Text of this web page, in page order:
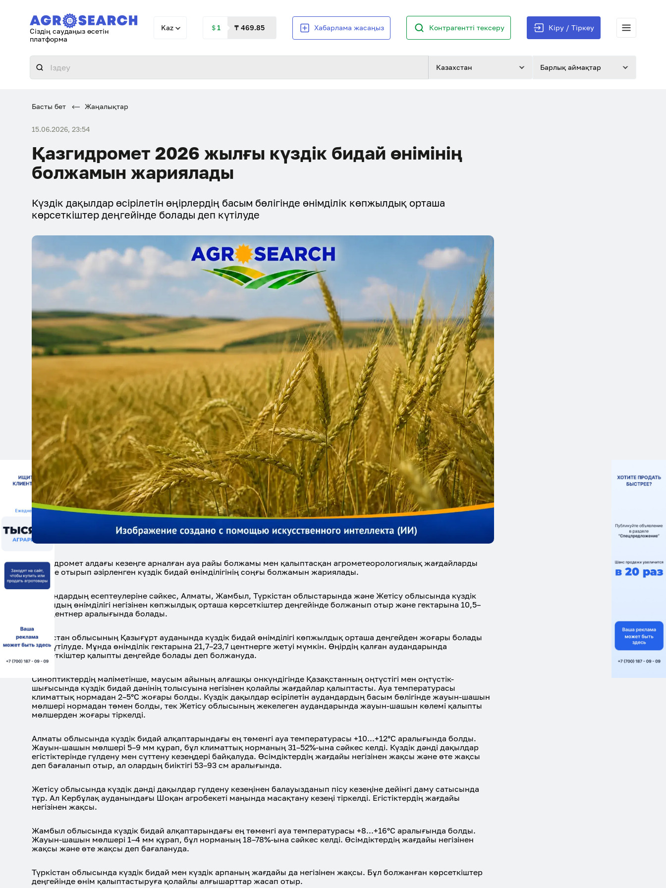
Сіздің саудаңыз өсетін
платформа
Kaz ＄1 ₸ 469.85 Хабарлама жасаңыз Контрагентті тексеру Кіру / Тіркеу
Казахстан Барлық аймақтар
Басты бет Жаңалықтар
15.06.2026, 23:54
Қазгидромет 2026 жылғы күздік бидай өнімінің
болжамын жариялады
Күздік дақылдар өсірілетін өңірлердің басым бөлігінде өнімділік көпжылдық орташа
көрсеткіштер деңгейінде болады деп күтілуде
Қазгидромет алдағы кезеңге арналған ауа райы болжамы мен қалыптасқан агрометеорологиялық жағдайларды
ескере отырып әзірленген күздік бидай өнімділігінің соңғы болжамын жариялады.
Мамандардың есептеулеріне сәйкес, Алматы, Жамбыл, Түркістан облыстарында және Жетісу облысында күздік
бидайдың өнімділігі негізінен көпжылдық орташа көрсеткіштер деңгейінде болжанып отыр және гектарына 10,5–
22,8 центнер аралығында болады.
Түркістан облысының Қазығұрт ауданында күздік бидай өнімділігі көпжылдық орташа деңгейден жоғары болады
деп күтілуде. Мұнда өнімділік гектарына 21,7–23,7 центнерге жетуі мүмкін. Өңірдің қалған аудандарында
көрсеткіштер қалыпты деңгейде болады деп болжануда.
Синоптиктердің мәліметінше, маусым айының алғашқы онкүндігінде Қазақстанның оңтүстігі мен оңтүстік-
шығысында күздік бидай дәнінің толысуына негізінен қолайлы жағдайлар қалыптасты. Ауа температурасы
климаттық нормадан 2–5°С жоғары болды. Күздік дақылдар өсірілетін аудандардың басым бөлігінде жауын-шашын
мөлшері нормадан төмен болды, тек Жетісу облысының жекелеген аудандарында жауын-шашын көлемі қалыпты
мөлшерден жоғары тіркелді.
Алматы облысында күздік бидай алқаптарындағы ең төменгі ауа температурасы +10...+12°С аралығында болды.
Жауын-шашын мөлшері 5–9 мм құрап, бұл климаттық норманың 31–52%-ына сәйкес келді. Күздік дәнді дақылдар
егістіктерінде гүлдену мен сүттену кезеңдері байқалуда. Өсімдіктердің жағдайы негізінен жақсы және өте жақсы
деп бағаланып отыр, ал олардың биіктігі 53–93 см аралығында.
Жетісу облысында күздік дәнді дақылдар гүлдену кезеңінен балауызданып пісу кезеңіне дейінгі даму сатысында
тұр. Ал Кербұлақ ауданындағы Шоқан агробекеті маңында масақтану кезеңі тіркелді. Егістіктердің жағдайы
негізінен жақсы.
Жамбыл облысында күздік бидай алқаптарындағы ең төменгі ауа температурасы +8...+16°С аралығында болды.
Жауын-шашын мөлшері 1–4 мм құрап, бұл норманың 18–78%-ына сәйкес келді. Өсімдіктердің жағдайы негізінен
жақсы және өте жақсы деп бағалануда.
Түркістан облысында күздік бидай мен күздік арпаның жағдайы да негізінен жақсы. Бұл болжанған көрсеткіштер
деңгейінде өнім қалыптастыруға қолайлы алғышарттар жасап отыр.